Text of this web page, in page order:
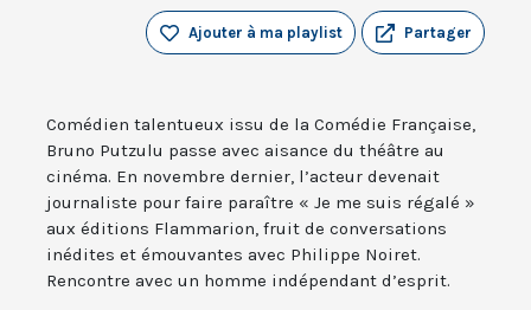
Partager
Ajouter à ma playlist
Comédien talentueux issu de la Comédie Française,
Bruno Putzulu passe avec aisance du théâtre au
cinéma. En novembre dernier, l’acteur devenait
journaliste pour faire paraître « Je me suis régalé »
aux éditions Flammarion, fruit de conversations
inédites et émouvantes avec Philippe Noiret.
Rencontre avec un homme indépendant d’esprit.